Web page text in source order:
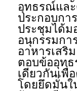
อุทธรณ์แล
ประกอบกา
ประชุมได้
อนุกรรมกา
อาหารเสริ
ตอบข้ออุทธ
เดียวกันเพื่
โดยยึดมั่น